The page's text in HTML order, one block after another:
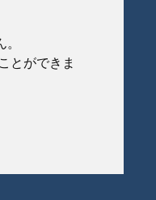
とができま